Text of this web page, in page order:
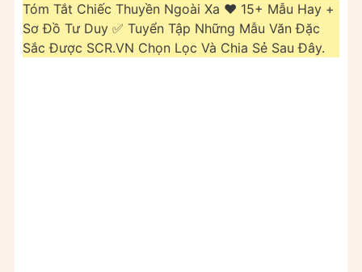
Tóm Tắt Chiếc Thuyền Ngoài Xa ❤️️ 15+ Mẫu Hay +
Sơ Đồ Tư Duy ✅ Tuyển Tập Những Mẫu Văn Đặc
Sắc Được SCR.VN Chọn Lọc Và Chia Sẻ Sau Đây.